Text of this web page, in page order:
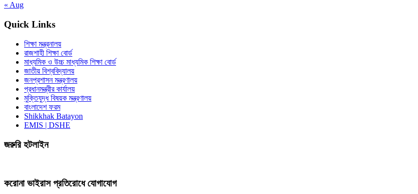
« Aug
Quick Links
শিক্ষা মন্ত্রনালয়
রাজশাহী শিক্ষা বোর্ড
মাধ্যমিক ও উচ্চ মাধ্যমিক শিক্ষা বোর্ড
জাতীয় বিশ্ববিদ্যালয়
জনপ্রশাসন মন্ত্রণালয়
প্রধানমন্ত্রীর কার্যালয়
মুক্তিযুদ্ধ বিষয়ক মন্ত্রণালয়
বাংলাদেশ ফরম
Shikkhak Batayon
EMIS | DSHE
জরুরি হটলাইন
করোনা ভাইরাস প্রতিরোধে যোগাযোগ